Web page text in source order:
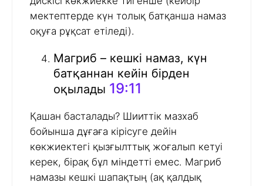
мектептерде күн толық батқанша намаз
оқуға рұқсат етіледі).
Магриб – кешкі намаз, күн
батқаннан кейін бірден
оқылады 19:11
Қашан басталады? Шииттік мазхаб
бойынша дұғаға кірісуге дейін
көкжиектегі қызғылттық жоғалып кетуі
керек, бірақ бұл міндетті емес. Магриб
намазы кешкі шапақтың (ақ қалдық